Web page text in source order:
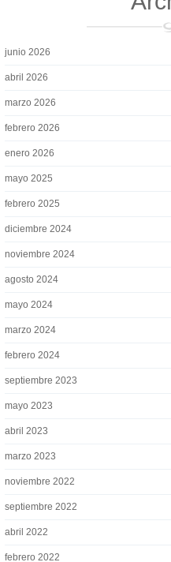
junio 2026
abril 2026
marzo 2026
febrero 2026
enero 2026
mayo 2025
febrero 2025
diciembre 2024
noviembre 2024
agosto 2024
mayo 2024
marzo 2024
febrero 2024
septiembre 2023
mayo 2023
abril 2023
marzo 2023
noviembre 2022
septiembre 2022
abril 2022
febrero 2022